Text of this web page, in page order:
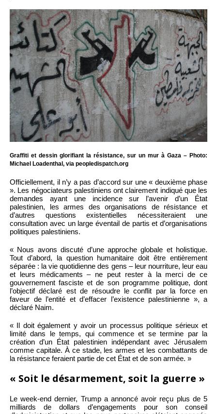
Graffiti et dessin glorifiant la résistance, sur un mur à Gaza – Photo:
Michael Loadenthal, via peopledispatch.org
Officiellement, il n’y a pas d’accord sur une « deuxième phase
». Les négociateurs palestiniens ont clairement indiqué que les
demandes ayant une incidence sur l’avenir d’un État
palestinien, les armes des organisations de résistance et
d’autres questions existentielles nécessiteraient une
consultation avec un large éventail de partis et d’organisations
politiques palestiniens.
« Nous avons discuté d’une approche globale et holistique.
Tout d’abord, la question humanitaire doit être entièrement
séparée : la vie quotidienne des gens – leur nourriture, leur eau
et leurs médicaments – ne peut rester à la merci de ce
gouvernement fasciste et de son programme politique, dont
l’objectif déclaré est de résoudre le conflit par la force en
faveur de l’entité et d’effacer l’existence palestinienne », a
déclaré Naim.
« Il doit également y avoir un processus politique sérieux et
limité dans le temps, qui commence et se termine par la
création d’un État palestinien indépendant avec Jérusalem
comme capitale. À ce stade, les armes et les combattants de
la résistance feraient partie de cet État et de son armée. »
« Soit le désarmement, soit la guerre »
Le week-end dernier, Trump a annoncé avoir reçu plus de 5
milliards de dollars d’engagements pour son conseil